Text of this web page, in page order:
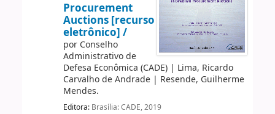
Procurement
Auctions [recurso
eletrônico] /
por Conselho
Administrativo de
Defesa Econômica (CADE)| Lima, Ricardo
Carvalho de Andrade| Resende, Guilherme
Mendes.
Editora: Brasília: CADE, 2019